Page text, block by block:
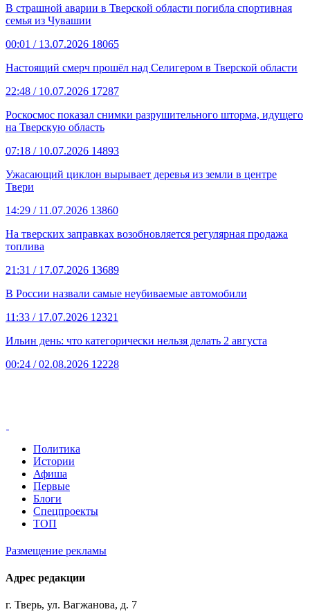
В страшной аварии в Тверской области погибла спортивная
семья из Чувашии
00:01 / 13.07.2026 18065
Настоящий смерч прошёл над Селигером в Тверской области
22:48 / 10.07.2026 17287
Роскосмос показал снимки разрушительного шторма, идущего
на Тверскую область
07:18 / 10.07.2026 14893
Ужасающий циклон вырывает деревья из земли в центре
Твери
14:29 / 11.07.2026 13860
На тверских заправках возобновляется регулярная продажа
топлива
21:31 / 17.07.2026 13689
В России назвали самые неубиваемые автомобили
11:33 / 17.07.2026 12321
Ильин день: что категорически нельзя делать 2 августа
00:24 / 02.08.2026 12228
Политика
Истории
Афиша
Первые
Блоги
Спецпроекты
ТОП
Размещение рекламы
Адрес редакции
г. Тверь, ул. Вагжанова, д. 7